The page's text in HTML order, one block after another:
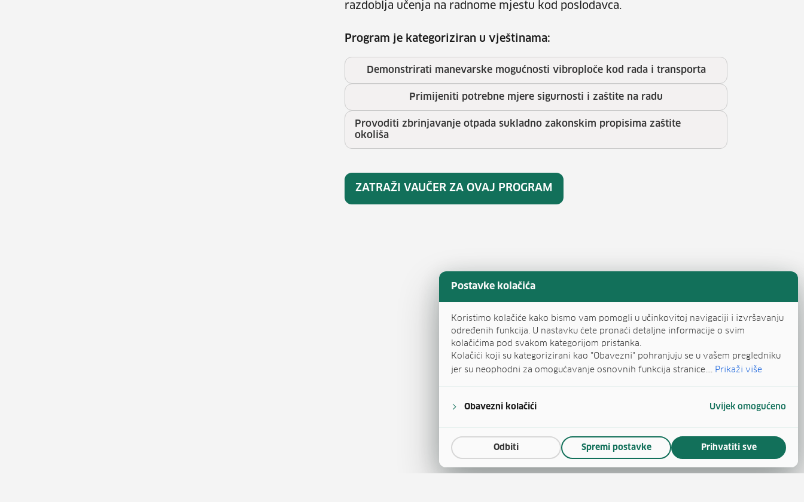
Postavke kolačića
Koristimo kolačiće kako bismo vam pomogli u učinkovitoj navigaciji i izvršavanju
određenih funkcija. U nastavku ćete pronaći detaljne informacije o svim
kolačićima pod svakom kategorijom pristanka.
Kolačići koji su kategorizirani kao "Obavezni" pohranjuju se u vašem pregledniku
jer su neophodni za omogućavanje osnovnih funkcija stranice.... Prikaži više
Obavezni kolačići Uvijek omogućeno
Odbiti Spremi postavke Prihvatiti sve
razdoblja učenja na radnome mjestu kod poslodavca.
Program je kategoriziran u vještinama:
Demonstrirati manevarske mogućnosti vibroploče kod rada i transporta
Primijeniti potrebne mjere sigurnosti i zaštite na radu
Provoditi zbrinjavanje otpada sukladno zakonskim propisima zaštite
okoliša
ZATRAŽI VAUČER ZA OVAJ PROGRAM